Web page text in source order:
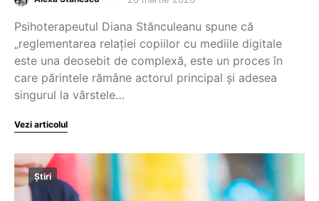
Psihoterapeutul Diana Stănculeanu spune că
„reglementarea relației copiilor cu mediile digitale
este una deosebit de complexă, este un proces în
care părintele rămâne actorul principal și adesea
singurul la vârstele…
Vezi articolul
Știri